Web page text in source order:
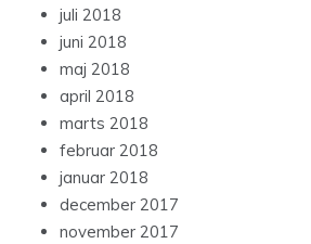
juli 2018
juni 2018
maj 2018
april 2018
marts 2018
februar 2018
januar 2018
december 2017
november 2017